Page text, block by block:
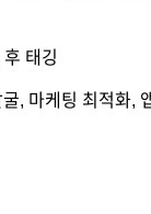
태깅
, 마케팅 최적화,